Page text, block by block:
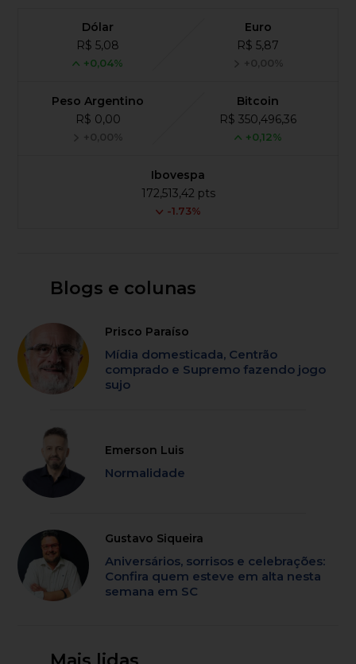
Dólar
R$ 5,08
+0,04%
Euro
R$ 5,87
+0,00%
Peso Argentino
R$ 0,00
+0,00%
Bitcoin
R$ 350,496,36
+0,12%
Ibovespa
172,513,42 pts
-1.73%
Blogs e colunas
Prisco Paraíso
Mídia domesticada, Centrão
comprado e Supremo fazendo jogo
sujo
Emerson Luis
Normalidade
Gustavo Siqueira
Aniversários, sorrisos e celebrações:
Confira quem esteve em alta nesta
semana em SC